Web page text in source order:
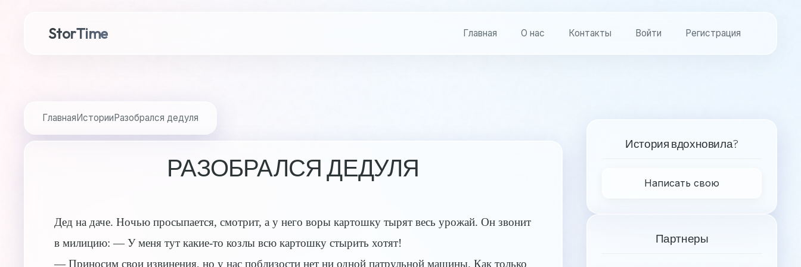
StorTime Главная О нас Контакты Войти Регистрация
ГлавнаяИсторииРазобрался дедуля
РАЗОБРАЛСЯ ДЕДУЛЯ
Дед на даче. Ночью просыпается, смотрит, а у него воры картошку тырят весь урожай. Он звонит
в милицию: — У меня тут какие-то козлы всю картошку стырить хотят!
— Приносим свои извинения, но у нас поблизости нет ни одной патрульной машины. Как только
История вдохновила?
Написать свою
Партнеры